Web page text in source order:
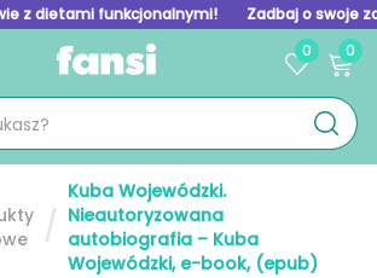
z dietami funkcjonalnymi! Zadbaj o swoje
0 0
Kuba Wojewódzki.
Nieautoryzowana
autobiografia – Kuba
Wojewódzki, e-book, (epub)